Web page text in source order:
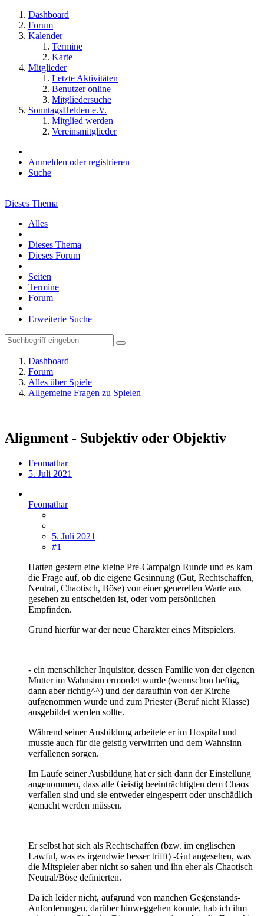
Dashboard
Forum
Kalender
Termine
Karte
Mitglieder
Letzte Aktivitäten
Benutzer online
Mitgliedersuche
SonntagsHelden e.V.
Mitglied werden
Vereinsmitglieder
Anmelden oder registrieren
Suche
Dieses Thema
Alles
Dieses Thema
Dieses Forum
Seiten
Termine
Forum
Erweiterte Suche
Dashboard
Forum
Alles über Spiele
Allgemeine Fragen zu Spielen
Alignment - Subjektiv oder Objektiv
Feomathar
5. Juli 2021
Feomathar
5. Juli 2021
#1
Hatten gestern eine kleine Pre-Campaign Runde und es kam
die Frage auf, ob die eigene Gesinnung (Gut, Rechtschaffen,
Neutral, Chaotisch, Böse) von einer generellen Warte aus
gesehen zu entscheiden ist, oder vom persönlichen
Empfinden.
Grund hierfür war der neue Charakter eines Mitspielers.
- ein menschlicher Inquisitor, dessen Familie von der eigenen
Mutter im Wahnsinn ermordet wurde (wennschon heftig,
dann aber richtig^^) und der daraufhin von der Kirche
aufgenommen wurde und zum Priester (Beruf nicht Klasse)
ausgebildet werden sollte.
Während seiner Ausbildung arbeitete er im Hospital und
musste auch für die geistig verwirrten und dem Wahnsinn
verfallenen sorgen.
Im Laufe seiner Ausbildung hat er sich dann der Einstellung
angenommen, dass alle Geistig beeinträchtigten dem Chaos
verfallen sind und sie entweder eingesperrt oder unschädlich
gemacht werden müssen.
Er selbst hat sich als Rechtschaffen (bzw. im englischen
Lawful, was es irgendwie besser trifft) -Gut angesehen, was
die Mitspieler aber nicht so sahen und ihn eher als Chaotisch
Neutral/Böse definierten.
Da ich leider nicht, aufgrund von manchen Gegenstands-
Anforderungen, darüber hinweggehen konnte, hab ich ihm